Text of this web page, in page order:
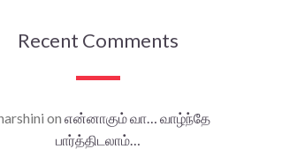
Recent Comments
on என்னாகும் வா… வாழ்ந்தே
பார்த்திடலாம்…